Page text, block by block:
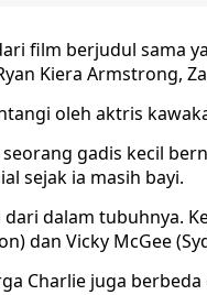
film berjudul sama
Kiera Armstrong,
oleh aktris
gadis kecil
sejak ia masih bayi.
dalam tubuhnya.
dan Vicky McGee
Charlie juga